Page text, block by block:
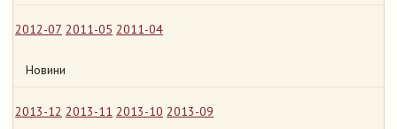
2012-07 2011-05 2011-04
Новини
2013-12 2013-11 2013-10 2013-09